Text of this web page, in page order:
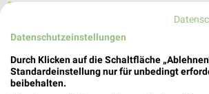
81247 München
Heute 08:00 - 20:00 Uhr |
Datenschutzeinstellungen
Durch Klicken auf die Schaltfläche
Standardeinstellung nur für unbedingt
beibehalten.